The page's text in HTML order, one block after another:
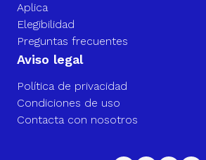
Aplica
Elegibilidad
Preguntas frecuentes
Aviso legal
Política de privacidad
Condiciones de uso
Contacta con nosotros